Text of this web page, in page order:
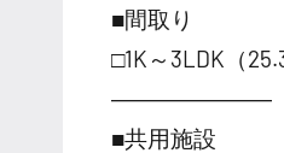
■間取り
□1K～3LDK（
―――――――
■共用施設